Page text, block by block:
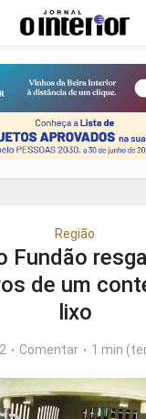
Região
Fundão
de um
lixo
Comentar 1 min